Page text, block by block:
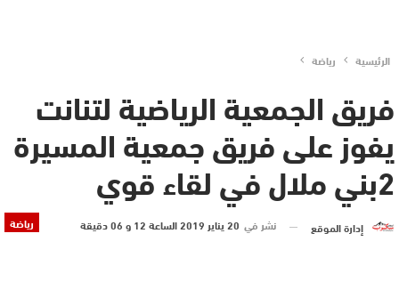
الرئيسية رياضة
فريق الجمعية الرياضية لتنانت
يفوز على فريق جمعية المسيرة
2بني ملال في لقاء قوي
رياضة إدارة الموقع نشر في 20 يناير 2019 الساعة 12 و 06 دقيقة